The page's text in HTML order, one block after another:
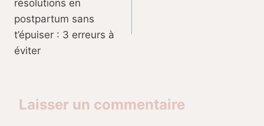
l’article
résolutions en
postpartum sans
t’épuiser : 3 erreurs à
éviter
Laisser un commentaire